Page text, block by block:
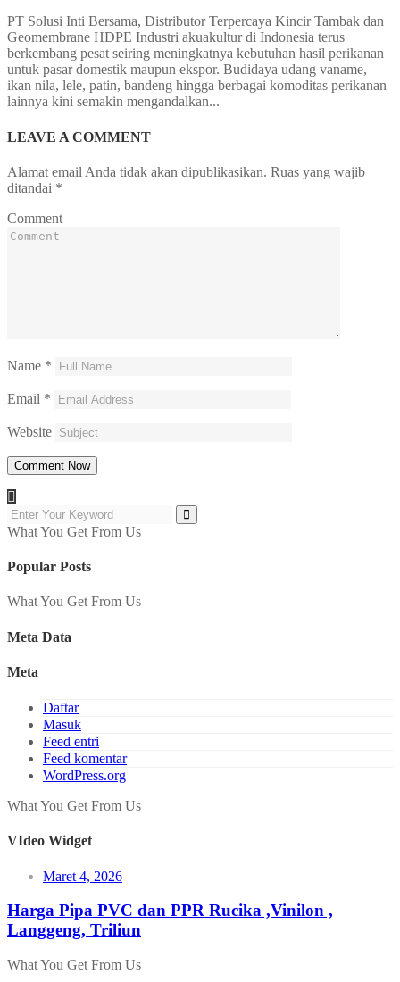
PT Solusi Inti Bersama, Distributor Terpercaya Kincir Tambak dan
Geomembrane HDPE Industri akuakultur di Indonesia terus
berkembang pesat seiring meningkatnya kebutuhan hasil perikanan
untuk pasar domestik maupun ekspor. Budidaya udang vaname,
ikan nila, lele, patin, bandeng hingga berbagai komoditas perikanan
lainnya kini semakin mengandalkan...
LEAVE A COMMENT
Alamat email Anda tidak akan dipublikasikan. Ruas yang wajib
ditandai *
Comment
Name *
Email *
Website
What You Get From Us
Popular Posts
What You Get From Us
Meta Data
Meta
Daftar
Masuk
Feed entri
Feed komentar
WordPress.org
What You Get From Us
VIdeo Widget
Maret 4, 2026
Harga Pipa PVC dan PPR Rucika ,Vinilon ,
Langgeng, Triliun
What You Get From Us